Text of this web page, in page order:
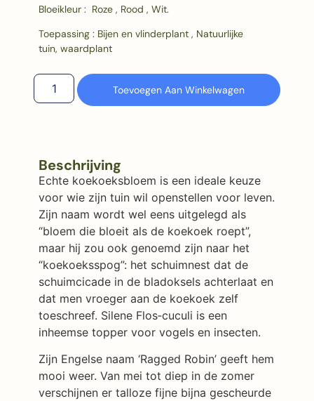
Bloeikleur : Roze , Rood , Wit.
Toepassing : Bijen en vlinderplant , Natuurlijke
tuin, waardplant
Toevoegen Aan Winkelwagen
Beschrijving
Echte koekoeksbloem is een ideale keuze
voor wie zijn tuin wil openstellen voor leven.
Zijn naam wordt wel eens uitgelegd als
“bloem die bloeit als de koekoek roept”,
maar hij zou ook genoemd zijn naar het
“koekoeksspog”: het schuimnest dat de
schuimcicade in de bladoksels achterlaat en
dat men vroeger aan de koekoek zelf
toeschreef. Silene Flos‑cuculi is een
inheemse topper voor vogels en insecten.
Zijn Engelse naam ‘Ragged Robin’ geeft hem
mooi weer. Van mei tot diep in de zomer
verschijnen er talloze fijne bijna gescheurde